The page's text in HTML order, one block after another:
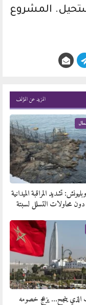
المشروع
المزيد عن المؤلف
تشديد المراقبة الميدانية
دون محاولات التسلل لسبتة
الذي ينجح… يزعج خصومه